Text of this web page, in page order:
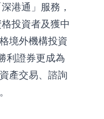
港通」服務，
投資者及獲中
境外機構投資
利證券更成為
產交易、諮詢